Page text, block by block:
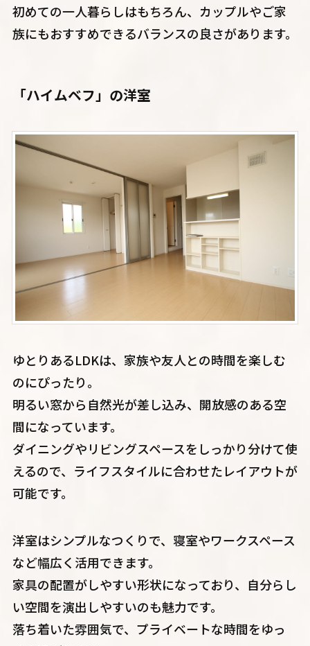
初めての一人暮らしはもちろん、カップルやご家
族にもおすすめできるバランスの良さがあります。
「ハイムベフ」の洋室
ゆとりあるLDKは、家族や友人との時間を楽しむ
のにぴったり。
明るい窓から自然光が差し込み、開放感のある空
間になっています。
ダイニングやリビングスペースをしっかり分けて使
えるので、ライフスタイルに合わせたレイアウトが
可能です。
洋室はシンプルなつくりで、寝室やワークスペース
など幅広く活用できます。
家具の配置がしやすい形状になっており、自分らし
い空間を演出しやすいのも魅力です。
落ち着いた雰囲気で、プライベートな時間をゆっ